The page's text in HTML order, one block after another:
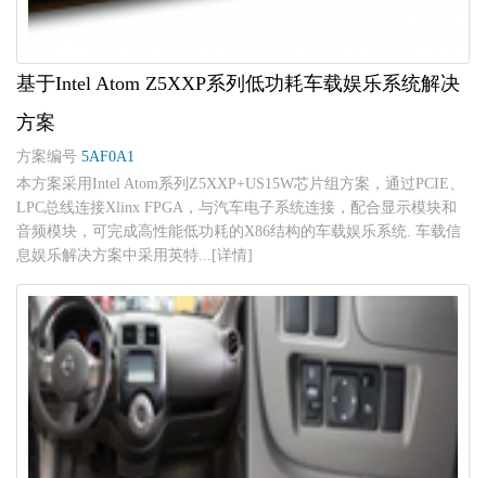
基于Intel Atom Z5XXP系列低功耗车载娱乐系统解决
方案
方案编号 5AF0A1
本方案采用Intel Atom系列Z5XXP+US15W芯片组方案，通过PCIE、
LPC总线连接Xlinx FPGA，与汽车电子系统连接，配合显示模块和
音频模块，可完成高性能低功耗的X86结构的车载娱乐系统. 车载信
息娱乐解决方案中采用英特...[详情]